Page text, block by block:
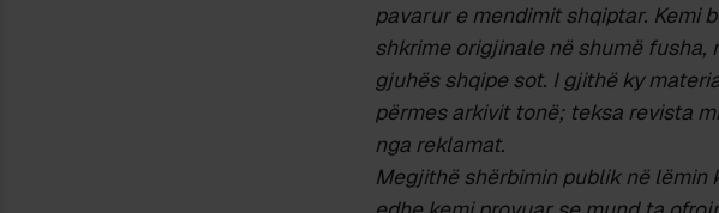
pavarur e mendimit shqiptar. Kemi
shkrime origjinale në shumë
gjuhës shqipe sot. I gjithë ky
përmes arkivit tonë; teksa revista
nga reklamat.
Megjithë shërbimin publik në